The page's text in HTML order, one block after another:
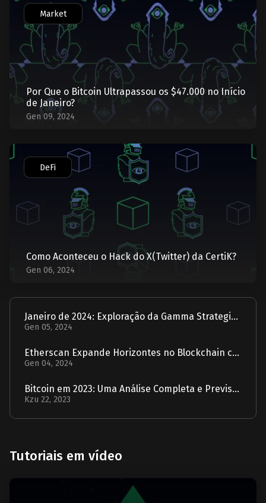
Por Que o Bitcoin Ultrapassou os $47.000 no Início
de Janeiro?
Gen 09, 2024
Market
Como Aconteceu o Hack do X(Twitter) da CertiK?
Gen 06, 2024
DeFi
Janeiro de 2024: Exploração da Gamma Strategies - Um Relatório
Gen 05, 2024
Etherscan Expande Horizontes no Blockchain com Aquisição da Solscan
Gen 04, 2024
Bitcoin em 2023: Uma Análise Completa e Previsão para 2024
Kzu 22, 2023
Tutoriais em vídeo